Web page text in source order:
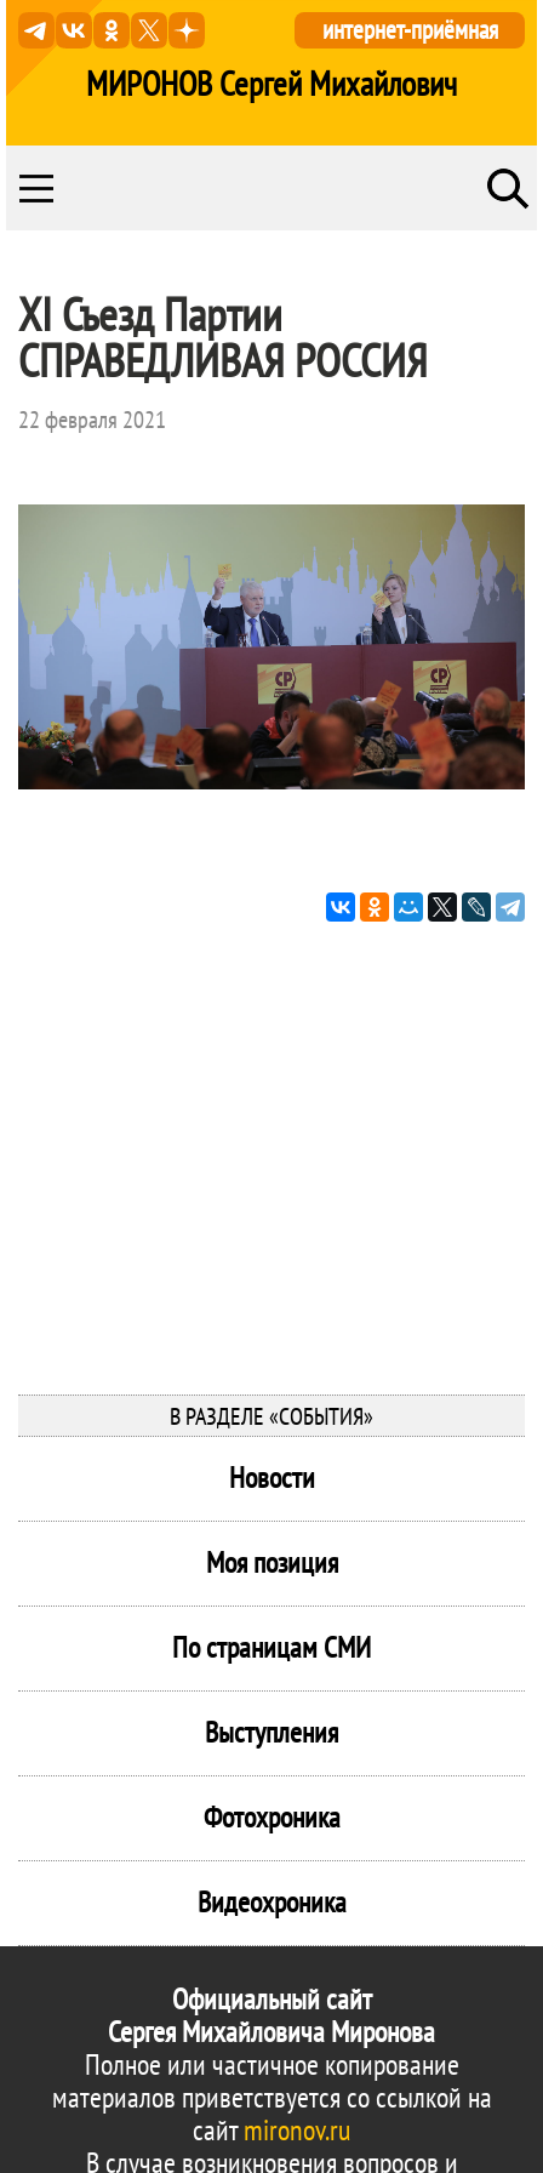
МИРОНОВ Сергей Михайлович
интернет-приёмная
XI Съезд Партии
СПРАВЕДЛИВАЯ РОССИЯ
22 февраля 2021
В РАЗДЕЛЕ «СОБЫТИЯ»
Новости
Моя позиция
По страницам СМИ
Выступления
Фотохроника
Видеохроника
Официальный сайт
Сергея Михайловича Миронова
Полное или частичное копирование
материалов приветствуется со ссылкой на
сайтmironov.ru
В случае возникновения вопросов и